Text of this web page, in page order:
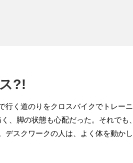
?!
行く道のりをクロスバイクでトレーニ
、脚の状態も心配だった。それでも、
デスクワークの人は、よく体を動かし